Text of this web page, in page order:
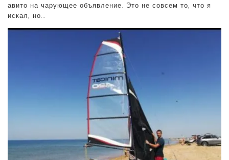
авито на чарующее объявление. Это не совсем то, что я
искал, но…